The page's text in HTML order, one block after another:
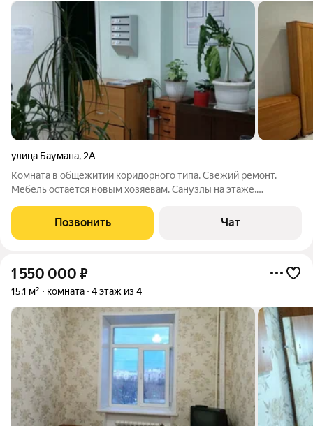
улица Баумана, 2А
Комната в общежитии коридорного типа. Свежий ремонт.
Мебель остается новым хозяевам. Санузлы на этаже,
коммуналке нет, всё исправно платится. Один взрослый
собственник. Отличное расположение
Позвонить Чат
1 550 000 ₽
15,1 м² комната 4 этаж из 4